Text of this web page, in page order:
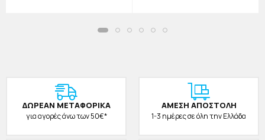
ΔΩΡΕAΝ ΜΕΤΑΦΟΡΙΚΑ
για αγορές άνω των 50€*
ΑΜΕΣΗ ΑΠΟΣΤΟΛΗ
1-3 ημέρες σε όλη την Ελλάδα